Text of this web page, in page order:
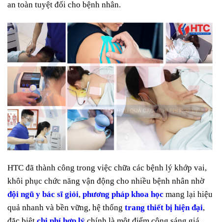
an toàn tuyệt đối cho bệnh nhân.
HTC đã thành công trong việc chữa các bệnh lý khớp vai,
khôi phục chức năng vận động cho nhiều bệnh nhân nhờ
đội ngũ y bác sĩ giỏi, phương pháp khoa học mang lại hiệu
quả nhanh và bền vững, hệ thống trang thiết bị hiện đại,